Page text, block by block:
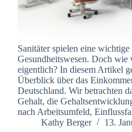
Sanitäter spielen eine
Gesundheitswesen. Doch wie
eigentlich? In diesem Artikel
Überblick über das
Deutschland. Wir betrachten
Gehalt, die
nach Arbeitsumfeld,
Kathy Berger
13.